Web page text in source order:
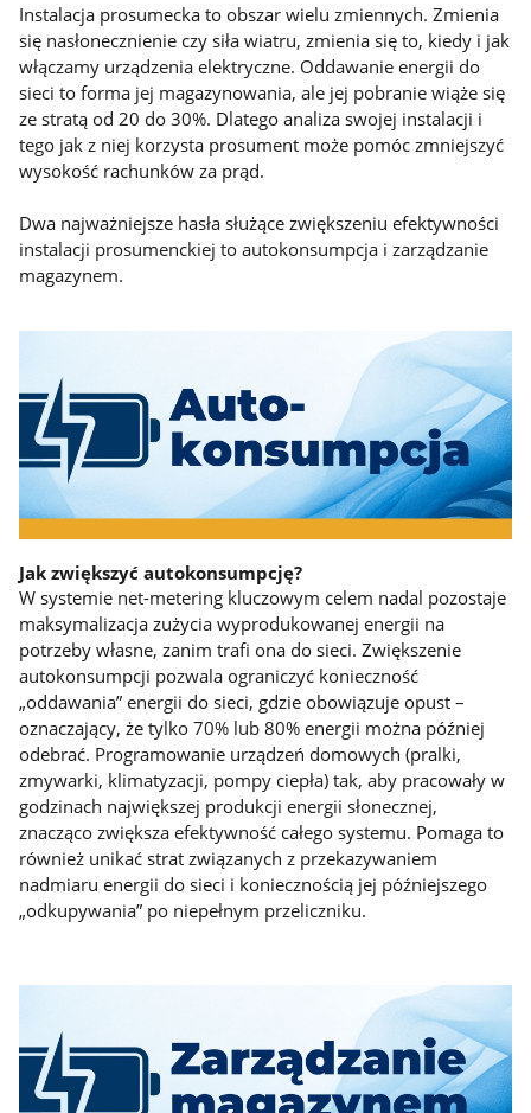
Instalacja prosumecka to obszar wielu zmiennych. Zmienia
się nasłonecznienie czy siła wiatru, zmienia się to, kiedy i jak
włączamy urządzenia elektryczne. Oddawanie energii do
sieci to forma jej magazynowania, ale jej pobranie wiąże się
ze stratą od 20 do 30%. Dlatego analiza swojej instalacji i
tego jak z niej korzysta prosument może pomóc zmniejszyć
wysokość rachunków za prąd.
Dwa najważniejsze hasła służące zwiększeniu efektywności
instalacji prosumenckiej to autokonsumpcja i zarządzanie
magazynem.
Jak zwiększyć autokonsumpcję?
W systemie net-metering kluczowym celem nadal pozostaje
maksymalizacja zużycia wyprodukowanej energii na
potrzeby własne, zanim trafi ona do sieci. Zwiększenie
autokonsumpcji pozwala ograniczyć konieczność
„oddawania” energii do sieci, gdzie obowiązuje opust –
oznaczający, że tylko 70% lub 80% energii można później
odebrać. Programowanie urządzeń domowych (pralki,
zmywarki, klimatyzacji, pompy ciepła) tak, aby pracowały w
godzinach największej produkcji energii słonecznej,
znacząco zwiększa efektywność całego systemu. Pomaga to
również unikać strat związanych z przekazywaniem
nadmiaru energii do sieci i koniecznością jej późniejszego
„odkupywania” po niepełnym przeliczniku.